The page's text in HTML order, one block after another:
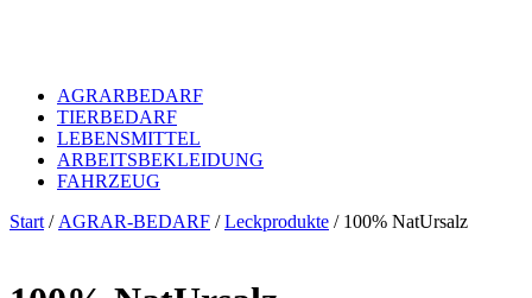
AGRARBEDARF
TIERBEDARF
LEBENSMITTEL
ARBEITSBEKLEIDUNG
FAHRZEUG
Start / AGRAR-BEDARF /Leckprodukte / 100% NatUrsalz